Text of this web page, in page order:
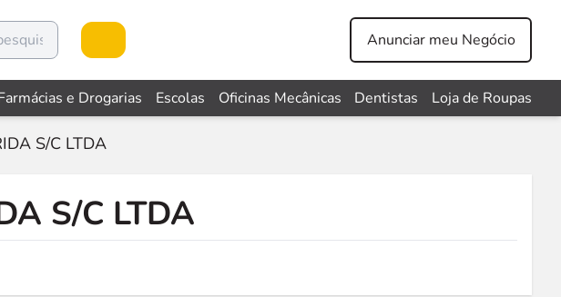
Anunciar meu Negócio
e Drogarias Escolas Oficinas Mecânicas Dentistas Loja de Roupas
S/C LTDA
S/C LTDA